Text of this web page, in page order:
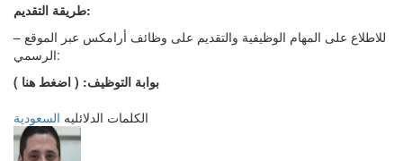
طريقة التقديم:
– للاطلاع على المهام الوظيفية والتقديم على وظائف أرامكس عبر الموقع
الرسمي:
بوابة التوظيف: ( اضغط هنا )
الكلمات الدلائليه السعودية